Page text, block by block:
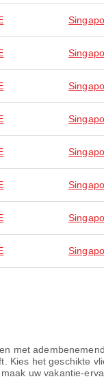
met
het geschikte
uw vakantie-